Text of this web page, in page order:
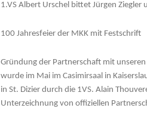
1.VS Albert Urschel bittet Jürgen Ziegler
100 Jahresfeier der MKK mit Festschrift
Gründung der Partnerschaft mit
wurde im Mai im Casimirsaal in
in St. Dizier durch die 1VS. Alain
Unterzeichnung von offiziellen